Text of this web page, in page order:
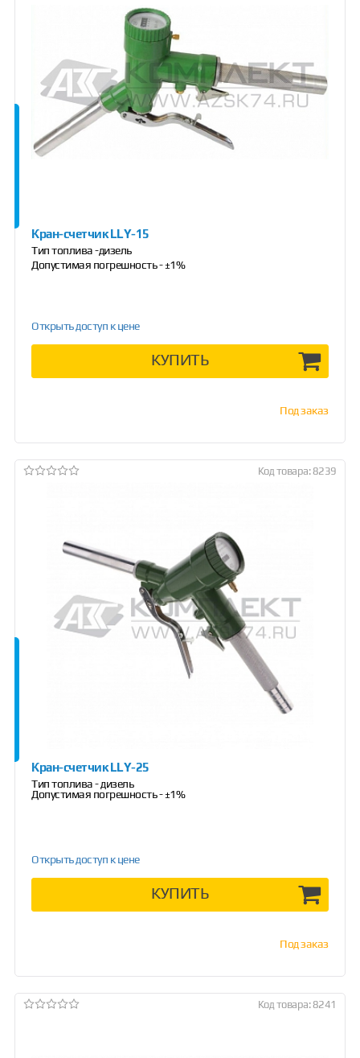
Кран-счетчик LLY-15
Тип топлива -дизель
Допустимая погрешность - ±1%
Открыть доступ к цене
КУПИТЬ
Под заказ
Код товара: 8239
Кран-счетчик LLY-25
Тип топлива - дизель
Допустимая погрешность - ±1%
Открыть доступ к цене
КУПИТЬ
Под заказ
Код товара: 8241